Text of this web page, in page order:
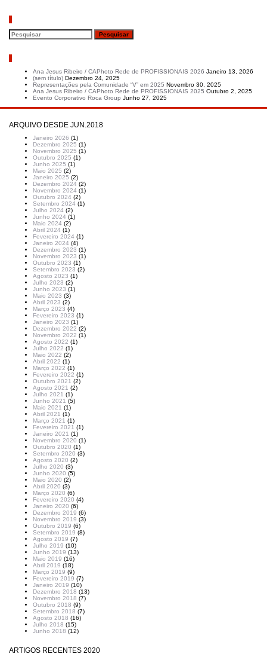
Ana Jesus Ribeiro / CAPhoto Rede de PROFISSIONAIS 2026 Janeiro 13, 2026
(sem título) Dezembro 24, 2025
Representações pela Comunidade “V” em 2025 Novembro 30, 2025
Ana Jesus Ribeiro / CAPhoto Rede de PROFISSIONAIS 2025 Outubro 2, 2025
Evento Corporativo Roca Group Junho 27, 2025
ARQUIVO DESDE JUN.2018
Janeiro 2026 (1)
Dezembro 2025 (1)
Novembro 2025 (1)
Outubro 2025 (1)
Junho 2025 (1)
Maio 2025 (2)
Janeiro 2025 (2)
Dezembro 2024 (2)
Novembro 2024 (1)
Outubro 2024 (2)
Setembro 2024 (1)
Julho 2024 (2)
Junho 2024 (1)
Maio 2024 (2)
Abril 2024 (1)
Fevereiro 2024 (1)
Janeiro 2024 (4)
Dezembro 2023 (1)
Novembro 2023 (1)
Outubro 2023 (1)
Setembro 2023 (2)
Agosto 2023 (1)
Julho 2023 (2)
Junho 2023 (1)
Maio 2023 (3)
Abril 2023 (2)
Março 2023 (4)
Fevereiro 2023 (1)
Janeiro 2023 (1)
Dezembro 2022 (2)
Novembro 2022 (1)
Agosto 2022 (1)
Julho 2022 (1)
Maio 2022 (2)
Abril 2022 (1)
Março 2022 (1)
Fevereiro 2022 (1)
Outubro 2021 (2)
Agosto 2021 (2)
Julho 2021 (1)
Junho 2021 (5)
Maio 2021 (1)
Abril 2021 (1)
Março 2021 (1)
Fevereiro 2021 (1)
Janeiro 2021 (1)
Novembro 2020 (1)
Outubro 2020 (1)
Setembro 2020 (3)
Agosto 2020 (2)
Julho 2020 (3)
Junho 2020 (5)
Maio 2020 (2)
Abril 2020 (3)
Março 2020 (6)
Fevereiro 2020 (4)
Janeiro 2020 (6)
Dezembro 2019 (6)
Novembro 2019 (3)
Outubro 2019 (6)
Setembro 2019 (8)
Agosto 2019 (7)
Julho 2019 (10)
Junho 2019 (13)
Maio 2019 (16)
Abril 2019 (18)
Março 2019 (9)
Fevereiro 2019 (7)
Janeiro 2019 (10)
Dezembro 2018 (13)
Novembro 2018 (7)
Outubro 2018 (9)
Setembro 2018 (7)
Agosto 2018 (16)
Julho 2018 (15)
Junho 2018 (12)
ARTIGOS RECENTES 2020